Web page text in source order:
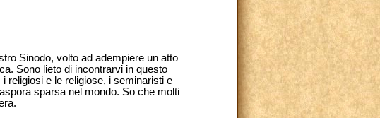
Sinodo, volto ad adempiere un atto
Sono lieto di incontrarvi in questo
religiosi e le religiose, i seminaristi e
sparsa nel mondo. So che molti